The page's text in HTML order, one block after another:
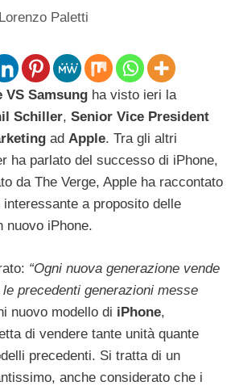
Lorenzo Paletti
VS Samsung ha visto ieri la
Schiller, Senior Vice President
ad Apple. Tra gli altri
ha parlato del successo di iPhone,
da The Verge, Apple ha raccontato
a proposito delle
nuovo iPhone.
“Ogni nuova generazione vende
precedenti generazioni messe
nuovo modello di iPhone,
di vendere tante unità quante
precedenti. Si tratta di un
anche considerato che i